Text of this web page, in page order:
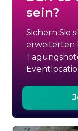
sein?
Sichern Sie
erweiterten